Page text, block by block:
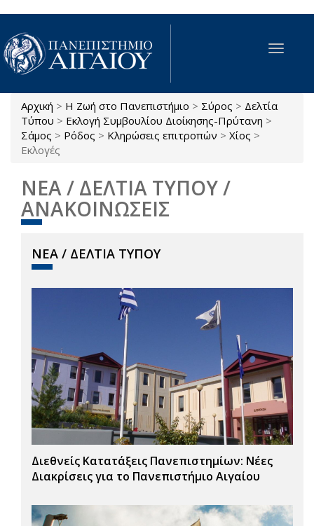
Παράκαμψη προς το κυρίως περιεχόμενο
Toggle
Είστε εδώ
Αρχική > Η Ζωή στο Πανεπιστήμιο > Σύρος > Δελτία
Τύπου > Εκλογή Συμβουλίου Διοίκησης-Πρύτανη >
Σάμος > Ρόδος > Κληρώσεις επιτροπών > Χίος >
Εκλογές
ΝΕΑ / ΔΕΛΤΙΑ ΤΥΠΟΥ /
ΑΝΑΚΟΙΝΩΣΕΙΣ
ΝΕΑ / ΔΕΛΤΙΑ ΤΥΠΟΥ
Διεθνείς Κατατάξεις Πανεπιστημίων: Νέες
Διακρίσεις για το Πανεπιστήμιο Αιγαίου